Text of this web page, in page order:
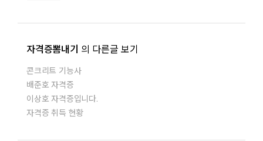
자격증뽐내기 의 다른글 보기
콘크리트 기능사
배준호 자격증
이상호 자격증입니다.
자격증 취득 현황